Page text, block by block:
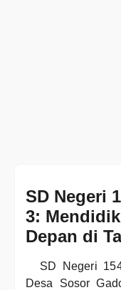
SD Negeri
3:
Depan di
SD Negeri
Desa Sosor